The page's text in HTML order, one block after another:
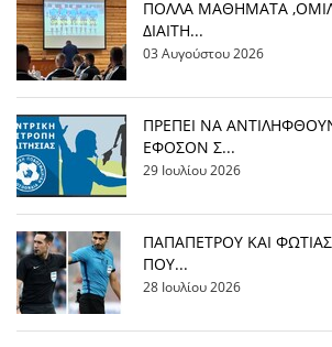
ΠΟΛΛΑ ΜΑΘΗΜΑΤΑ
ΔΙΑΙΤΗ...
03 Αυγούστου 2026
ΠΡΕΠΕΙ ΝΑ
ΕΦΟΣΟΝ Σ...
29 Ιουλίου 2026
ΠΑΠΑΠΕΤΡΟΥ ΚΑΙ
ΠΟΥ...
28 Ιουλίου 2026